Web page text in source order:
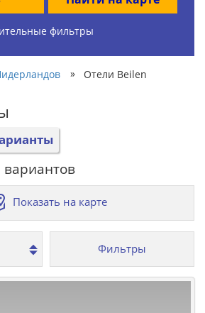
фильтры
» Отели Beilen
Показать на карте
Фильтры